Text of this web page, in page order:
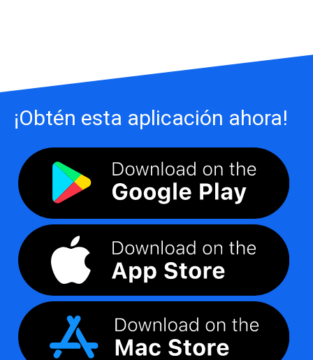
¡Obtén esta aplicación ahora!